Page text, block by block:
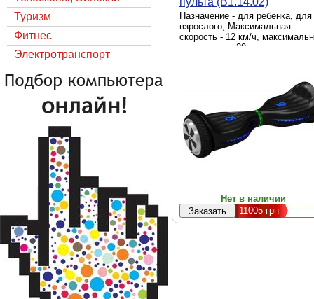
Туризм
Фитнес
Электротранспорт
Назначение - для ребенка, для
взрослого, Максимальная
скорость - 12 км/ч,
расстояние - 20 км,
черный, дополнительно - 2
Нет в наличии
11005 грн